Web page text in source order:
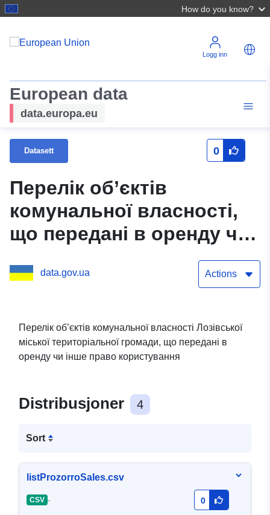
How do you know?
Logg inn
European data
data.europa.eu
Datasett 0
Перелік об’єктів
комунальної власності,
що передані в оренду чи
інше право користування
(з даними про умови
оренду)
data.gov.ua Actions
Перелік об’єктів комунальної власності Лозівської
міської територіальної громади, що передані в
оренду чи інше право користування
Distribusjoner 4
Sort
listProzorroSales.csv
CSV - 0